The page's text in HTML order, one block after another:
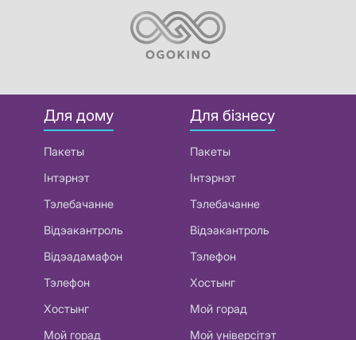
Для дому
Пакеты
Інтэрнэт
Тэлебачанне
Відэакантроль
Відэадамафон
Тэлефон
Хостынг
Мой горад
Для бізнесу
Пакеты
Інтэрнэт
Тэлебачанне
Відэакантроль
Тэлефон
Хостынг
Мой горад
Мой універсітэт